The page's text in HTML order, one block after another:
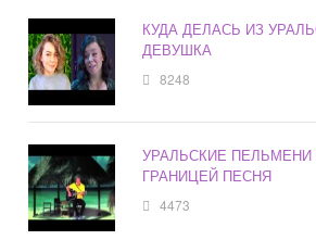
КУДА ДЕЛАСЬ ИЗ
ДЕВУШКА
8248
УРАЛЬСКИЕ
ГРАНИЦЕЙ ПЕСНЯ
4473